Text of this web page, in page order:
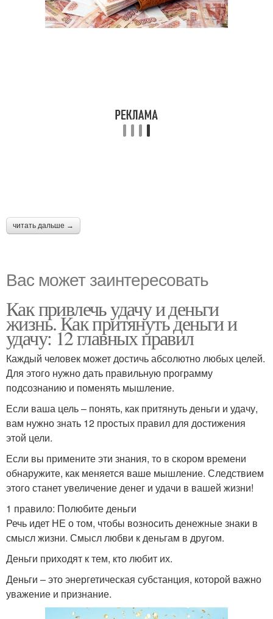
читать дальше →
Вас может заинтересовать
Как привлечь удачу и деньги
жизнь. Как притянуть деньги и
удачу: 12 главных правил
Каждый человек может достичь абсолютно любых целей.
Для этого нужно дать правильную программу
подсознанию и поменять мышление.
Если ваша цель – понять, как притянуть деньги и удачу,
вам нужно знать 12 простых правил для достижения
этой цели.
Если вы примените эти знания, то в скором времени
обнаружите, как меняется ваше мышление. Следствием
этого станет увеличение денег и удачи в вашей жизни!
1 правило: Полюбите деньги
Речь идет НЕ о том, чтобы возносить денежные знаки в
смысл жизни. Смысл любви к деньгам в другом.
Деньги приходят к тем, кто любит их.
Деньги – это энергетическая субстанция, которой важно
уважение и признание.